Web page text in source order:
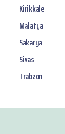
Kirikkale
Malatya
Sakarya
Sivas
Trabzon